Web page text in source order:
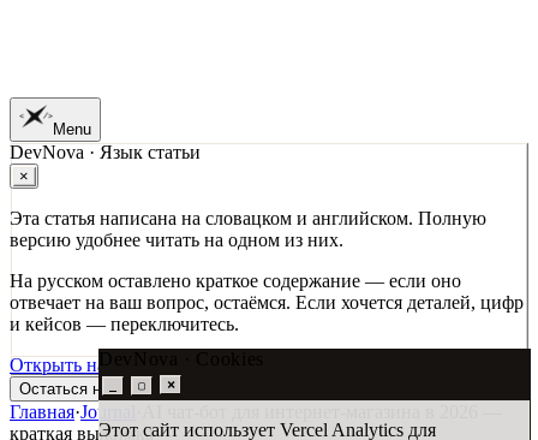
01Главная
04Журнал
05Студия
06Контакт
Menu
DevNova · Язык статьи
×
Эта статья написана на словацком и английском. Полную
версию удобнее читать на одном из них.
На русском оставлено краткое содержание — если оно
отвечает на ваш вопрос, остаёмся. Если хочется деталей, цифр
и кейсов — переключитесь.
Открыть на SK →
Остаться на RU выжимке →
Главная·Journal
краткая выжимка
▢ ×
Этот сайт использует Vercel Analytics для